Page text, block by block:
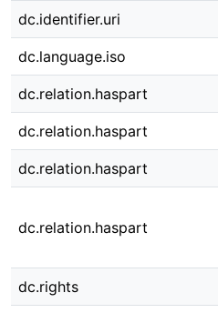
dc.identifier.uri
dc.language.iso
dc.relation.haspart
dc.relation.haspart
dc.relation.haspart
dc.relation.haspart
dc.rights